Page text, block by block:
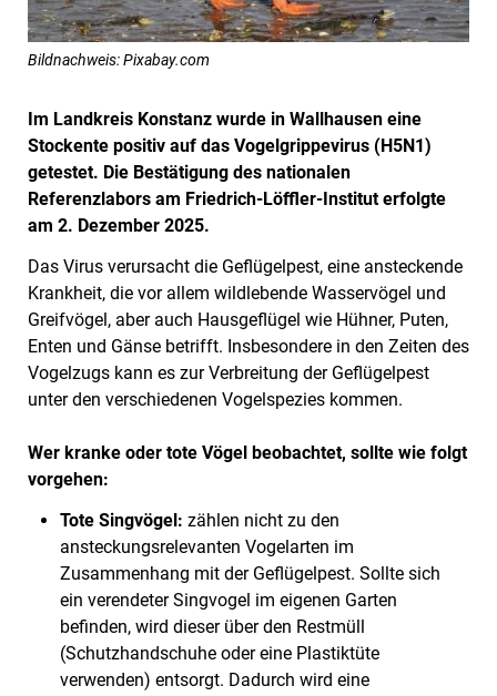
Bildnachweis: Pixabay.com
Im Landkreis Konstanz wurde in Wallhausen eine
Stockente positiv auf das Vogelgrippevirus (H5N1)
getestet. Die Bestätigung des nationalen
Referenzlabors am Friedrich-Löffler-Institut erfolgte
am 2. Dezember 2025.
Das Virus verursacht die Geflügelpest, eine ansteckende
Krankheit, die vor allem wildlebende Wasservögel und
Greifvögel, aber auch Hausgeflügel wie Hühner, Puten,
Enten und Gänse betrifft. Insbesondere in den Zeiten des
Vogelzugs kann es zur Verbreitung der Geflügelpest
unter den verschiedenen Vogelspezies kommen.
Wer kranke oder tote Vögel beobachtet, sollte wie folgt
vorgehen:
Tote Singvögel: zählen nicht zu den
ansteckungsrelevanten Vogelarten im
Zusammenhang mit der Geflügelpest. Sollte sich
ein verendeter Singvogel im eigenen Garten
befinden, wird dieser über den Restmüll
(Schutzhandschuhe oder eine Plastiktüte
verwenden) entsorgt. Dadurch wird eine